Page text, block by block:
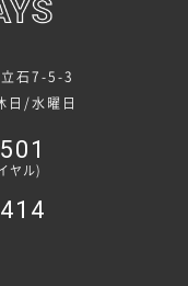
石7-5-3
日/水曜日
ヤル)